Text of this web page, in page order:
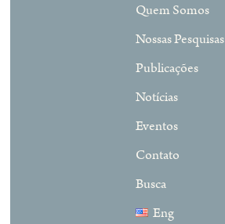
Quem Somos
Nossas Pesquisas
Publicações
Notícias
Eventos
Contato
Busca
Eng